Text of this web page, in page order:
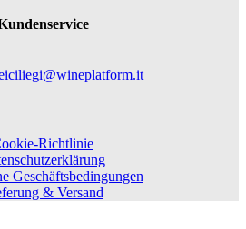
Richtlinie
Geschäftsbedingungen
& Versand